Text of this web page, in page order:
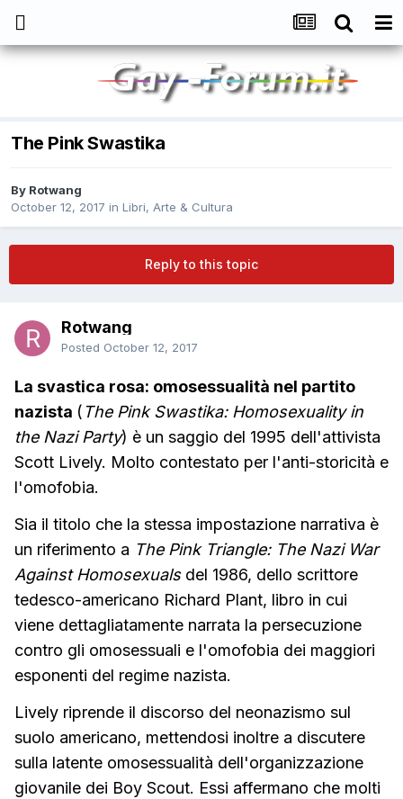
The Pink Swastika
By Rotwang
October 12, 2017 in Libri, Arte & Cultura
Reply to this topic
Rotwang
Posted October 12, 2017
La svastica rosa: omosessualità nel partito
nazista ( The Pink Swastika: Homosexuality in
the Nazi Party) è un saggio del 1995 dell'attivista
Scott Lively. Molto contestato per l'anti-storicità e
l'omofobia.
Sia il titolo che la stessa impostazione narrativa è
un riferimento a The Pink Triangle: The Nazi War
Against Homosexuals del 1986, dello scrittore
tedesco-americano Richard Plant, libro in cui
viene dettagliatamente narrata la persecuzione
contro gli omosessuali e l'omofobia dei maggiori
esponenti del regime nazista.
Lively riprende il discorso del neonazismo sul
suolo americano, mettendosi inoltre a discutere
sulla latente omosessualità dell'organizzazione
giovanile dei Boy Scout. Essi affermano che molti